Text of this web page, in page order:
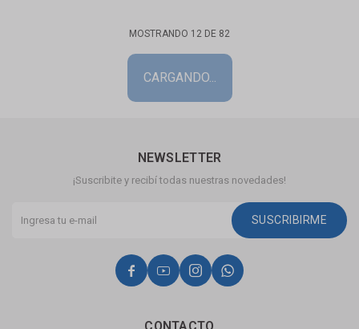
MOSTRANDO 12 DE 82
NEWSLETTER
¡Suscribite y recibí todas nuestras novedades!
SUSCRIBIRME
   